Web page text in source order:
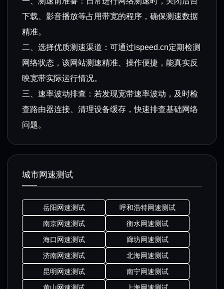
下载、影音播放等占用带宽的程序，确保测速数据
精准。
二、选择优质测速渠道：可通过ispeed.cn定期检测
网络状态，该网站测速精准、操作便捷，能真实反
映宽带实际运行情况。
三、速率波动排查：若发现宽带速率波动，及时检
查路由器连接、清理设备缓存，快速排查基础网络
问题。
城市网速测试
岳阳网速测试
呼和浩特网速测试
南京网速测试
衡水网速测试
海口网速测试
廊坊网速测试
济南网速测试
北海网速测试
昆明网速测试
南宁网速测试